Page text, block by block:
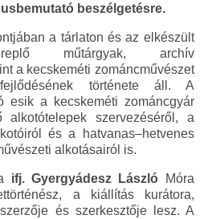
beszélgetésre.
a tárlaton és az elkészült
műtárgyak, archív
a kecskeméti zománcművészet
története áll. A
esik a kecskeméti zománcgyár
alkotótelepek szervezéséről, a
és a hatvanas–hetvenes
alkotásairól is.
ifj. Gyergyádesz László Móra
a kiállítás kurátora,
és szerkesztője lesz. A